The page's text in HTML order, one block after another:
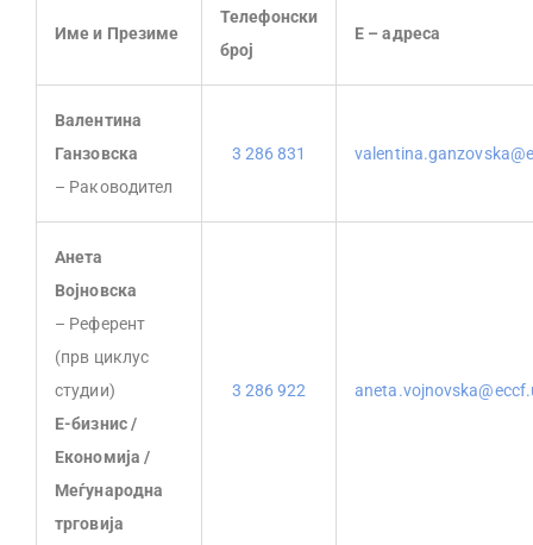
Име и Презиме
Телефонски
број
Е – адреса
Валентина
Ганзовска
– Раководител
3 286 831
Анета
Војновска
– Референт
(прв циклус
студии)
Е-бизнис /
Економија /
Меѓународна
трговија
3 286 922